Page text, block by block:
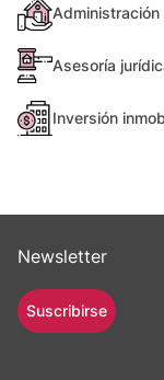
Asesoría
Inversión
Newsletter
Suscribirse